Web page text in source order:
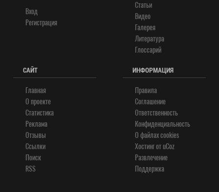
Вход
Регистрация
Статьи
Видео
Галерея
Литература
Глоссарий
САЙТ
Главная
О проекте
Статистика
Реклама
Отзывы
Ссылки
Поиск
RSS
ИНФОРМАЦИЯ
Правила
Соглашение
Ответственность
Конфиденциальность
О файлах cookies
Хостинг отuCoz
Развлечение
Поддержка